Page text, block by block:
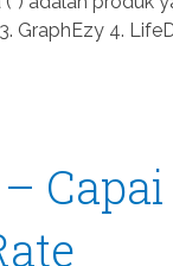
GraphEzy 4.